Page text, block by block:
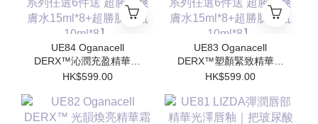
UE84 Oganacell
DERX™沁潤充盈精華霜
$599/1 ｜[*$958/2 送超
[*$1437/3送 超勝肽爽膚
水15ml*8] *【Skin
HK$599.00
UE83 Oganacell
DERX™塑顏緊致精華霜
50ml$599/1 [*$958/2 送
[*$1437/3送 超勝肽爽膚
水15ml*8] *【Skin
HK$599.00